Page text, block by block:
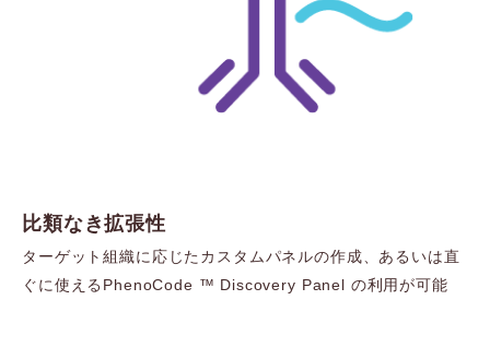
比類なき拡張性
ターゲット組織に応じたカスタムパネルの作成、あるいは直
ぐに使えるPhenoCode ™ Discovery Panel の利用が可能